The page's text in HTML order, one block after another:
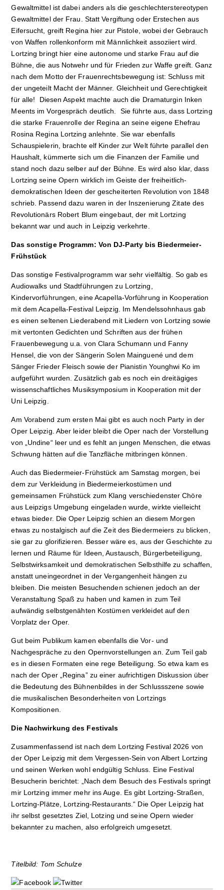
Gewaltmittel ist dabei anders als die geschlechterstereotypen
Gewaltmittel der Frau. Statt Vergiftung oder Erstechen aus
Eifersucht, greift Regina hier zur Pistole, wobei der Gebrauch
von Waffen rollenkonform mit Männlichkeit assoziiert wird.
Lortzing bringt hier eine autonome und starke Frau auf die
Bühne, die aus Notwehr und für Frieden zur Waffe greift. Ganz
nach dem Motto der Frauenrechtsbewegung ist: Schluss mit
der ungeteilt Macht der Männer. Gleichheit und Gerechtigkeit
für alle! Diesen Aspekt machte auch die Dramaturgin Inken
Meents im Vorgespräch deutlich. Sie führte aus, dass Lortzing
die starke Frauenrolle der Regina an seine eigene Ehefrau
Rosina Regina Lortzing anlehnte. Sie war ebenfalls
Schauspielerin, brachte elf Kinder zur Welt führte parallel den
Haushalt, kümmerte sich um die Finanzen der Familie und
stand noch dazu selber auf der Bühne. Es wird also klar, dass
Lortzing seine Opern wirklich im Geiste der freiheitlich-
demokratischen Ideen der gescheiterten Revolution von 1848
schrieb. Passend dazu waren in der Inszenierung Zitate des
Revolutionärs Robert Blum eingebaut, der mit Lortzing
bekannt war und auch in Leipzig verkehrte.
Das sonstige Programm: Von DJ-Party bis Biedermeier-
Frühstück
Das sonstige Festivalprogramm war sehr vielfältig. So gab es
Audiowalks und Stadtführungen zu Lortzing,
Kindervorführungen, eine Acapella-Vorführung in Kooperation
mit dem Acapella-Festival Leipzig. Im Mendelssohnhaus gab
es einen seltenen Liederabend mit Liedern von Lortzing sowie
mit vertonten Gedichten und Schriften aus der frühen
Frauenbewegung u.a. von Clara Schumann und Fanny
Hensel, die von der Sängerin Solen Mainguené und dem
Sänger Frieder Fleisch sowie der Pianistin Younghwi Ko im
aufgeführt wurden. Zusätzlich gab es noch ein dreitägiges
wissenschaftliches Musiksymposium in Kooperation mit der
Uni Leipzig.
Am Vorabend zum ersten Mai gibt es auch noch Party in der
Oper Leipzig. Aber leider bleibt die Oper nach der Vorstellung
von „Undine“ leer und es fehlt an jungen Menschen, die etwas
Schwung hätten auf die Tanzfläche mitbringen können.
Auch das Biedermeier-Frühstück am Samstag morgen, bei
dem zur Verkleidung in Biedermeierkostümen und
gemeinsamen Frühstück zum Klang verschiedenster Chöre
aus Leipzigs Umgebung eingeladen wurde, wirkte vielleicht
etwas bieder. Die Oper Leipzig schien an diesem Morgen
etwas zu nostalgisch auf die Zeit des Biedermeiers zu blicken,
sie gar zu glorifizieren. Besser wäre es, aus der Geschichte zu
lernen und Räume für Ideen, Austausch, Bürgerbeteiligung,
Selbstwirksamkeit und demokratischen Selbsthilfe zu schaffen,
anstatt uneingeordnet in der Vergangenheit hängen zu
bleiben. Die meisten Besuchenden schienen jedoch an der
Veranstaltung Spaß zu haben und kamen in zum Teil
aufwändig selbstgenähten Kostümen verkleidet auf den
Vorplatz der Oper.
Gut beim Publikum kamen ebenfalls die Vor- und
Nachgespräche zu den Opernvorstellungen an. Zum Teil gab
es in diesen Formaten eine rege Beteiligung. So etwa kam es
nach der Oper „Regina” zu einer aufrichtigen Diskussion über
die Bedeutung des Bühnenbildes in der Schlussszene sowie
die musikalischen Besonderheiten von Lortzings
Kompositionen.
Die Nachwirkung des Festivals
Zusammenfassend ist nach dem Lortzing Festival 2026 von
der Oper Leipzig mit dem Vergessen-Sein von Albert Lortzing
und seinen Werken wohl endgültig Schluss. Eine Festival
Besucherin berichtet: „Nach dem Besuch des Festivals springt
mir Lortzing immer mehr ins Auge. Es gibt Lortzing-Straßen,
Lortzing-Plätze, Lortzing-Restaurants.“ Die Oper Leipzig hat
ihr selbst gesetztes Ziel, Lotzing und seine Opern wieder
bekannter zu machen, also erfolgreich umgesetzt.
Titelbild: Tom Schulze